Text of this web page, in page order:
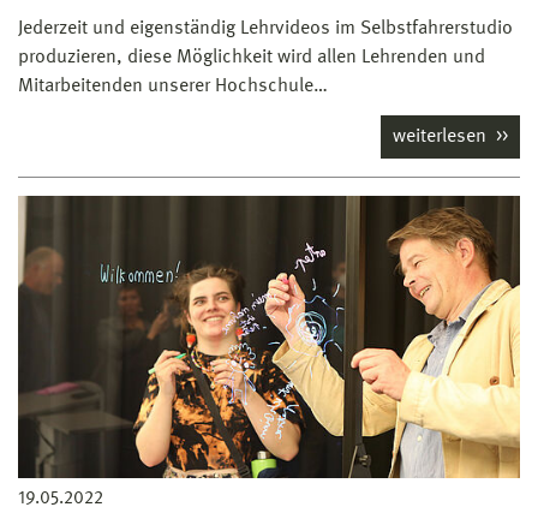
Jederzeit und eigenständig Lehrvideos im Selbstfahrerstudio
produzieren, diese Möglichkeit wird allen Lehrenden und
Mitarbeitenden unserer Hochschule…
weiterlesen
19.05.2022